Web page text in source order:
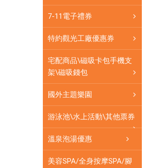
即
用
7-11電子禮券
特約觀光工廠優惠券
宅配商品\磁吸卡包手機支
架\磁吸錢包
國外主題樂園
游泳池\水上活動\其他票券
溫泉泡湯優惠
美容SPA/全身按摩SPA/腳